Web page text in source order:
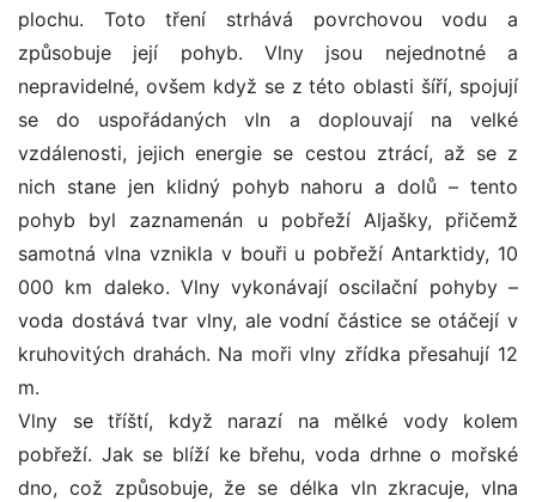
plochu. Toto tření strhává povrchovou vodu a
způsobuje její pohyb. Vlny jsou nejednotné a
nepravidelné, ovšem když se z této oblasti šíří, spojují
se do uspořádaných vln a doplouvají na velké
vzdálenosti, jejich energie se cestou ztrácí, až se z
nich stane jen klidný pohyb nahoru a dolů – tento
pohyb byl zaznamenán u pobřeží Aljašky, přičemž
samotná vlna vznikla v bouři u pobřeží Antarktidy, 10
000 km daleko. Vlny vykonávají oscilační pohyby –
voda dostává tvar vlny, ale vodní částice se otáčejí v
kruhovitých drahách. Na moři vlny zřídka přesahují 12
m.
Vlny se tříští, když narazí na mělké vody kolem
pobřeží. Jak se blíží ke břehu, voda drhne o mořské
dno, což způsobuje, že se délka vln zkracuje, vlna